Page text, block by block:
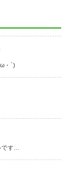
目を逸ら
神戸
2020, 7
ってはいるんだろ
ID:fG kNwuR0
た
てはカウンターだ
てない
ω・`)
す…